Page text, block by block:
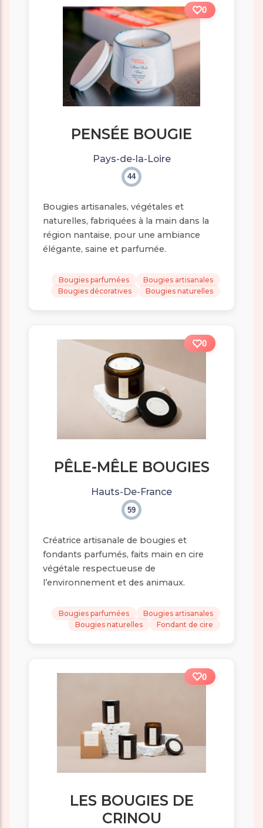
0
PENSÉE BOUGIE
Pays-de-la-Loire
44
Bougies artisanales, végétales et
naturelles, fabriquées à la main dans la
région nantaise, pour une ambiance
élégante, saine et parfumée.
Bougies parfumées
Bougies artisanales
Bougies décoratives
Bougies naturelles
0
PÊLE-MÊLE BOUGIES
Hauts-De-France
59
Créatrice artisanale de bougies et
fondants parfumés, faits main en cire
végétale respectueuse de
l’environnement et des animaux.
Bougies parfumées
Bougies artisanales
Bougies naturelles
Fondant de cire
0
LES BOUGIES DE
CRINOU